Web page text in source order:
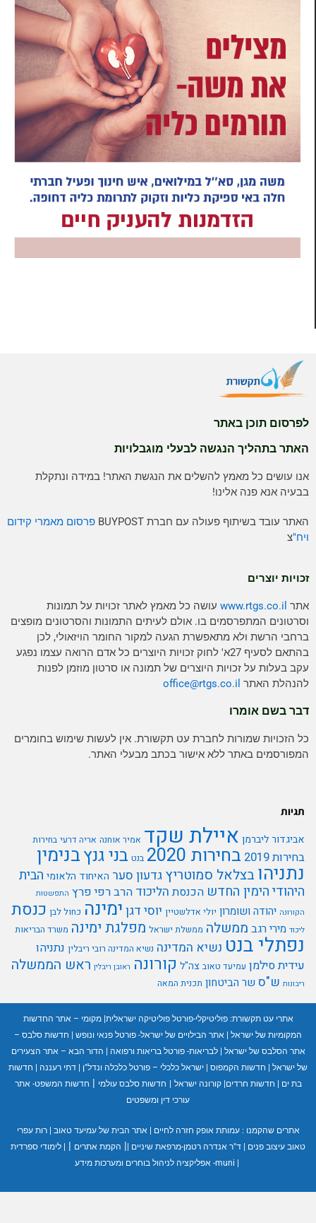
לפרסום תוכן באתר
האתר בתהליך הנגשה לבעלי מוגבלויות
אנו עושים כל מאמץ להשלים את הנגשת האתר! במידה ונתקלת
בבעיה אנא פנה אלינו!
האתר עובד בשיתוף פעולה עם חברת BUYPOST
פרסום מאמרי קידום
ויח"צ
זכויות יוצרים
אתרwww.rtgs.co.ilעושה כל מאמץ לאתר זכויות על תמונות
וסרטונים המתפרסמים בו. אולם לעיתים התמונות והסרטונים מופצים
ברחבי הרשת ולא מתאפשרת הגעה למקור החומר הויזאולי, לכן
בהתאם לסעיף 27א' לחוק זכויות היוצרים כל אדם הרואה עצמו נפגע
עקב בעלות על זכויות היוצרים של תמונה או סרטון מוזמן לפנות
להנהלת האתר
office@rtgs.co.il
דבר בשם אומרו
כל הזכויות שמורות לחברת עט תקשורת. אין לעשות שימוש בחומרים
המפורסמים באתר ללא אישור בכתב מבעלי האתר.
תגיות
אביגדור ליברמןאיילת שקד אמיר אוחנה אריה דרעי בחירות
בחירות 2019 בחירות 2020 בנט בני גנץבנימין
נתניהו בצלאל סמוטריץגדעון סערהאיחוד הלאומיהבית
היהודיהימין החדש הכנסתהליכודהרב רפי פרץ התפשטות
הקורונה יהודה ושומרון יולי אדלשטיין יוסי דגןימינה כחול לבן כנסת
ליכוד מירי רגבממשלה ממשלת ישראל מפלגת ימינה משרד הבריאות
נפתלי בנט נשיא המדינה נשיא המדינה רובי ריבלין נתניהו
עידית סילמן עמיעד טאוב צה"לקורונה ראובן ריבלין ראש הממשלה
ריבונות ש"סשר הביטחון תכנית המאה
אתרי עט תקשורת:פוליטיקלי-פורטל פוליטיקה ישראלית| מקומי – אתר החדשות
המקומיות של ישראל| אתר הבילויים של ישראל- פורטל פנאי ונופש|
חדשות סלבס –
אתר הסלבס של ישראל| לבריאות- פורטל בריאות ורפואה|
הדור הבא – אתר הצעירים
של ישראל| חדשות הקמפוס| ישראל כלכלי – פורטל כלכלה ונדל"ן| דתי רעננה|
חדשות
בת ים| חדשות חרדים| קורונה ישראל | חדשות סלבס עולמי| חדשות המשפט- אתר
עורכי דין ומשפטים
אתרים שהקמנו : עמותת אופק חזרה לחיים| אתר הבית של עמיעד טאוב|
רות עפרי
טאוב עיצוב פנים| ד"ר אנדרה רטמן-מרפאת שיניים|
| הקמת אתרים|
לימודי ספרדית
muni- אפליקציה לניהול בוחרים ומערכות מידע